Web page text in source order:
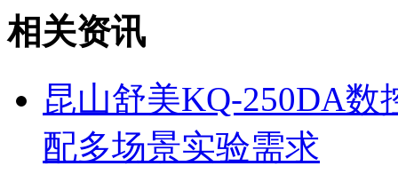
相关资讯
昆山舒美KQ-250DA
配多场景实验需求